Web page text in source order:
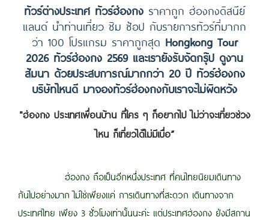
ทัวร์ต่างประเทศ ทัวร์ฮ่องกง ราคาถูก ฮ่องกงดิสนีย์
แลนด์ นำท่านเที่ยว ชิม ช้อป กับรายการทัวร์ที่มากก
ว่า 100 โปรแกรม ราคาถูกสุด Hongkong Tour
2026 ทัวร์ฮ่องกง 2569 และเรายังรับจัดกรุ๊ป ดูงาน
สัมนา ด้วยประสบการณ์มากกว่า 20 ปี ทัวร์ฮ่องกง
บริษัทไหนดี มาจองทัวร์ฮ่องกงกับเราจะไม่ผิดหวัง
"ฮ่องกง ประเทศเพื่อนบ้าน ที่ใคร ๆ ก็อยากไป ไม่ว่าจะเที่ยวช่วง
ไหน ก็เที่ยวได้ไม่มีเบื่อ”
ฮ่องกง ถือเป็นอีกหนึ่งประเทศ ที่คนไทยนิยมเดินทาง
กันไปอย่างมาก ไม่ใช่เพียงแค่ การเดินทางที่สะดวก เดินทางจาก
ประเทศไทย เพียง 3 ชั่วโมงเท่านั้นนะค่ะ แต่ประเทศฮ่องกง ยังมีสถาน